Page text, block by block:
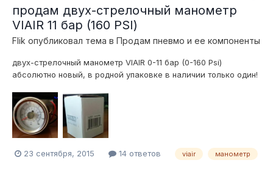
продам двух-стрелочный манометр
VIAIR 11 бар (160 PSI)
Flik опубликовал тема в Продам пневмо и ее компоненты
двух-стрелочный манометр VIAIR 0-11 бар (0-160 Psi)
абсолютно новый, в родной упаковке в наличии только один!
отправлю транспортной Деловые Линии в любой город на
следующий день после оплаты! телефон для связи 922-15-14-
114 (What's App, Te...
23 сентября, 2015 14 ответов viair манометр